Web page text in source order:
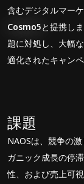
含むデジタルマー
Cosmo5と提携し
題に対処し、大幅
適化されたキャン
課題
NAOSは、競争の
ガニック成長の停
性、および売上可